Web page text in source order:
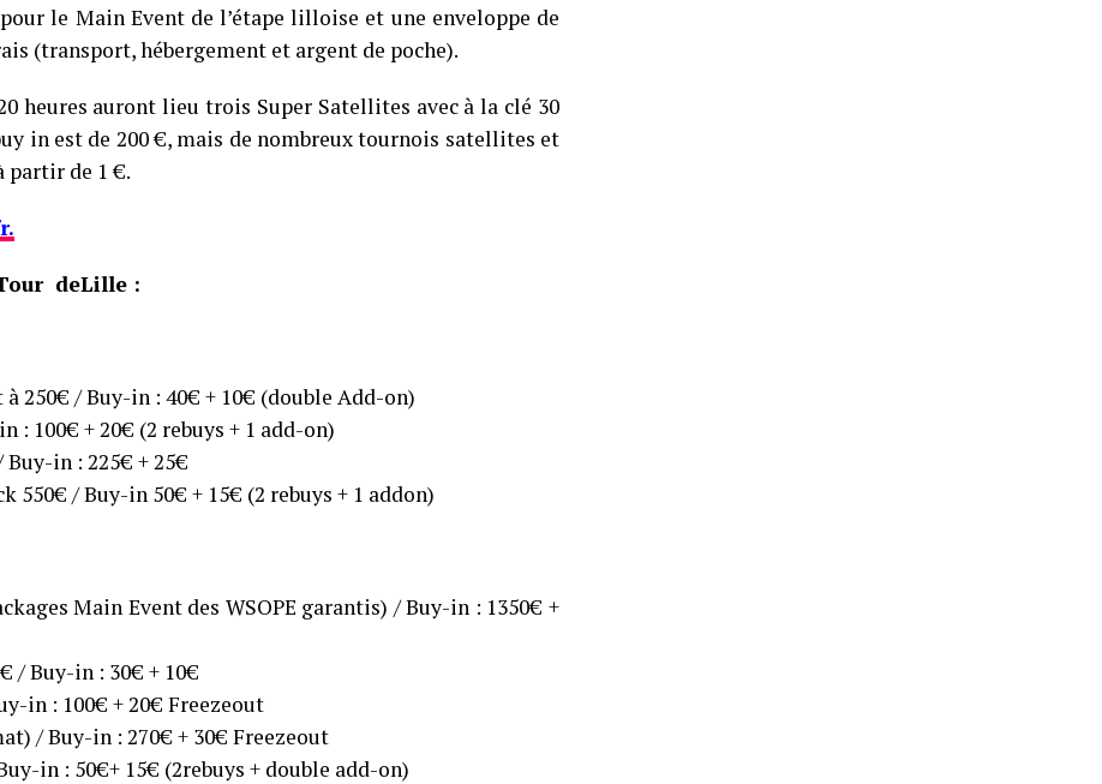
le Main Event de l’étape lilloise et une enveloppe de
(transport, hébergement et argent de poche).
heures auront lieu trois Super Satellites avec à la clé 30
in est de 200 €, mais de nombreux tournois satellites et
partir de 1 €.
deLille :
250€ / Buy-in : 40€ + 10€ (double Add-on)
: 100€ + 20€ (2 rebuys + 1 add-on)
in : 225€ + 25€
550€ / Buy-in 50€ + 15€ (2 rebuys + 1 addon)
Main Event des WSOPE garantis) / Buy-in : 1350€ +
/ Buy-in : 30€ + 10€
in : 100€ + 20€ Freezeout
/ Buy-in : 270€ + 30€ Freezeout
in : 50€+ 15€ (2rebuys + double add-on)